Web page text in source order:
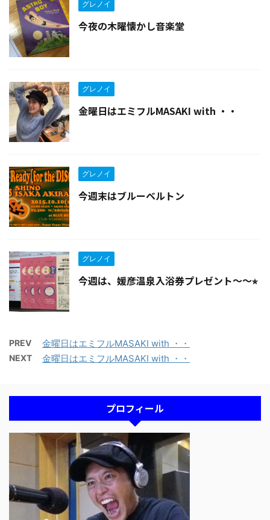
グレノイ
今夜の木曜懐かし音楽堂
グレノイ
金曜日はエミフルMASAKI with ・・
グレノイ
今週末はブルーベルトン
グレノイ
今週は、媛彦温泉入浴券プレゼント〜〜⭐︎
PREV 金曜日はエミフルMASAKI with ・・
NEXT 金曜日はエミフルMASAKI with ・・
プロフィール